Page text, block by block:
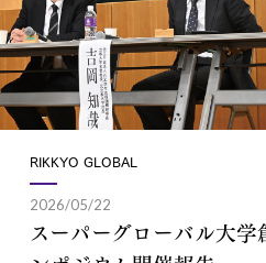
RIKKYO GLOBAL
2026/05/22
スーパーグローバル大